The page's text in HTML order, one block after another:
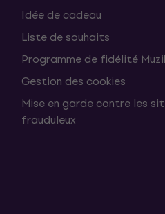
Idée de cadeau
Liste de souhaits
Programme de fidélité
Gestion des cookies
Mise en garde contre les
frauduleux